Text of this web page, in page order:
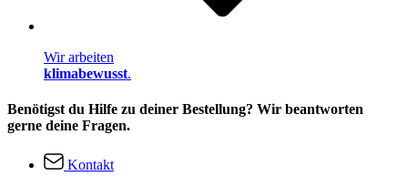
Wir arbeiten
klimabewusst.
Benötigst du Hilfe zu deiner Bestellung? Wir beantworten
gerne deine Fragen.
Kontakt